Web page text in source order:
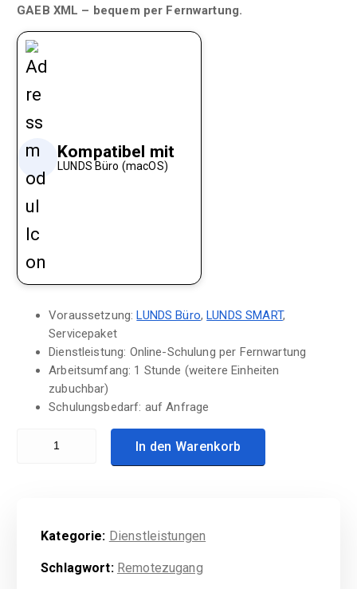
GAEB XML – bequem per Fernwartung.
Kompatibel mit
LUNDS Büro (macOS)
Voraussetzung:LUNDS Büro,LUNDS SMART,
Servicepaket
Dienstleistung: Online-Schulung per Fernwartung
Arbeitsumfang: 1 Stunde (weitere Einheiten
zubuchbar)
Schulungsbedarf: auf Anfrage
In den Warenkorb
Kategorie: Dienstleistungen
Schlagwort: Remotezugang